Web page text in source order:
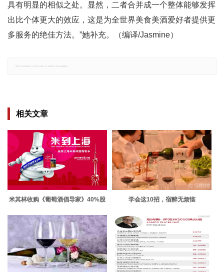
具有明显的相似之处。显然，二者合并成一个整体能够发挥
出比个体更大的效应，这是为全世界美食美酒爱好者提供更
多服务的绝佳方法。”她补充。（编译/Jasmine）
相关文章
米其林收购《葡萄酒倡导家》40%股
学会这10招，宿醉无烦恼